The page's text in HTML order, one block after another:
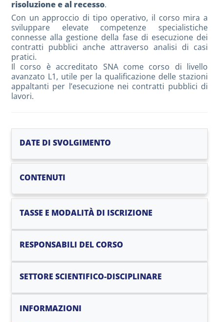
risoluzione e al recesso.
Con un approccio di tipo operativo, il corso mira a
sviluppare elevate competenze specialistiche
connesse alla gestione della fase di esecuzione dei
contratti pubblici anche attraverso analisi di casi
pratici.
Il corso è accreditato SNA come corso di livello
avanzato L1, utile per la qualificazione delle stazioni
appaltanti per l’esecuzione nei contratti pubblici di
lavori.
DATE DI SVOLGIMENTO
CONTENUTI
TASSE E MODALITÀ DI ISCRIZIONE
RESPONSABILI DEL CORSO
SETTORE SCIENTIFICO-DISCIPLINARE
INFORMAZIONI